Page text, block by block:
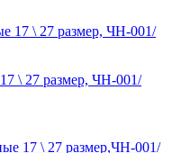
\ 27 размер, ЧН-001/